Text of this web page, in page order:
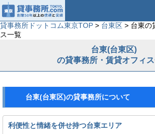
貸事務所ドットコム東京TOP > 台東区 > 台東の
ス一覧
台東(台東区)
の貸事務所・賃貸オフィ
台東(台東区)の貸事務所について
利便性と情緒を併せ持つ台東エリア